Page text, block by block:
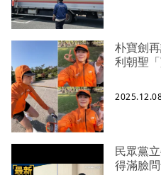
朴寶劍
利朝聖
民眾黨
得滿臉